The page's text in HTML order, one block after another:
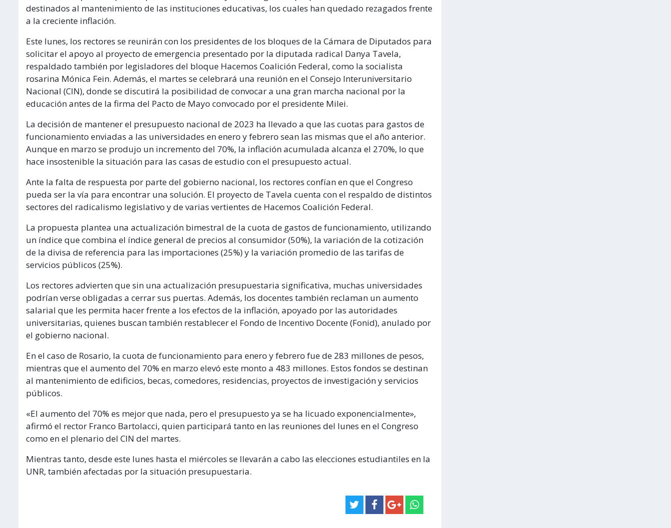
destinados al mantenimiento de las instituciones educativas, los cuales han quedado rezagados frente
a la creciente inflación.
Este lunes, los rectores se reunirán con los presidentes de los bloques de la Cámara de Diputados para
solicitar el apoyo al proyecto de emergencia presentado por la diputada radical Danya Tavela,
respaldado también por legisladores del bloque Hacemos Coalición Federal, como la socialista
rosarina Mónica Fein. Además, el martes se celebrará una reunión en el Consejo Interuniversitario
Nacional (CIN), donde se discutirá la posibilidad de convocar a una gran marcha nacional por la
educación antes de la firma del Pacto de Mayo convocado por el presidente Milei.
La decisión de mantener el presupuesto nacional de 2023 ha llevado a que las cuotas para gastos de
funcionamiento enviadas a las universidades en enero y febrero sean las mismas que el año anterior.
Aunque en marzo se produjo un incremento del 70%, la inflación acumulada alcanza el 270%, lo que
hace insostenible la situación para las casas de estudio con el presupuesto actual.
Ante la falta de respuesta por parte del gobierno nacional, los rectores confían en que el Congreso
pueda ser la vía para encontrar una solución. El proyecto de Tavela cuenta con el respaldo de distintos
sectores del radicalismo legislativo y de varias vertientes de Hacemos Coalición Federal.
La propuesta plantea una actualización bimestral de la cuota de gastos de funcionamiento, utilizando
un índice que combina el índice general de precios al consumidor (50%), la variación de la cotización
de la divisa de referencia para las importaciones (25%) y la variación promedio de las tarifas de
servicios públicos (25%).
Los rectores advierten que sin una actualización presupuestaria significativa, muchas universidades
podrían verse obligadas a cerrar sus puertas. Además, los docentes también reclaman un aumento
salarial que les permita hacer frente a los efectos de la inflación, apoyado por las autoridades
universitarias, quienes buscan también restablecer el Fondo de Incentivo Docente (Fonid), anulado por
el gobierno nacional.
En el caso de Rosario, la cuota de funcionamiento para enero y febrero fue de 283 millones de pesos,
mientras que el aumento del 70% en marzo elevó este monto a 483 millones. Estos fondos se destinan
al mantenimiento de edificios, becas, comedores, residencias, proyectos de investigación y servicios
públicos.
«El aumento del 70% es mejor que nada, pero el presupuesto ya se ha licuado exponencialmente»,
afirmó el rector Franco Bartolacci, quien participará tanto en las reuniones del lunes en el Congreso
como en el plenario del CIN del martes.
Mientras tanto, desde este lunes hasta el miércoles se llevarán a cabo las elecciones estudiantiles en la
UNR, también afectadas por la situación presupuestaria.